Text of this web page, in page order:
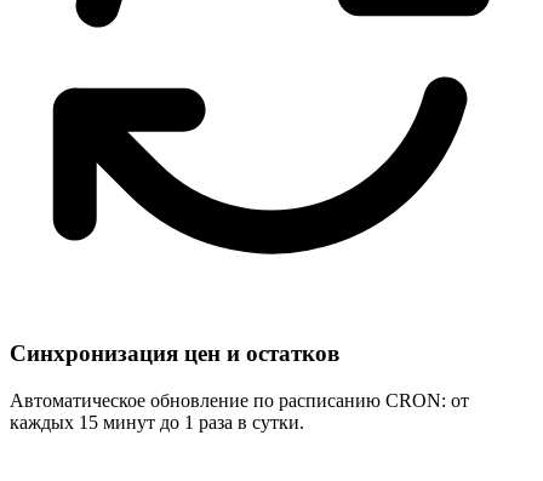
Синхронизация цен и остатков
Автоматическое обновление по расписанию CRON: от
каждых 15 минут до 1 раза в сутки.